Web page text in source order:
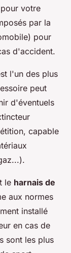
votre
par la
pour
d'accident.
l'un des plus
peut
d'éventuels
capable
le harnais de
aux normes
installé
en cas de
sont les plus